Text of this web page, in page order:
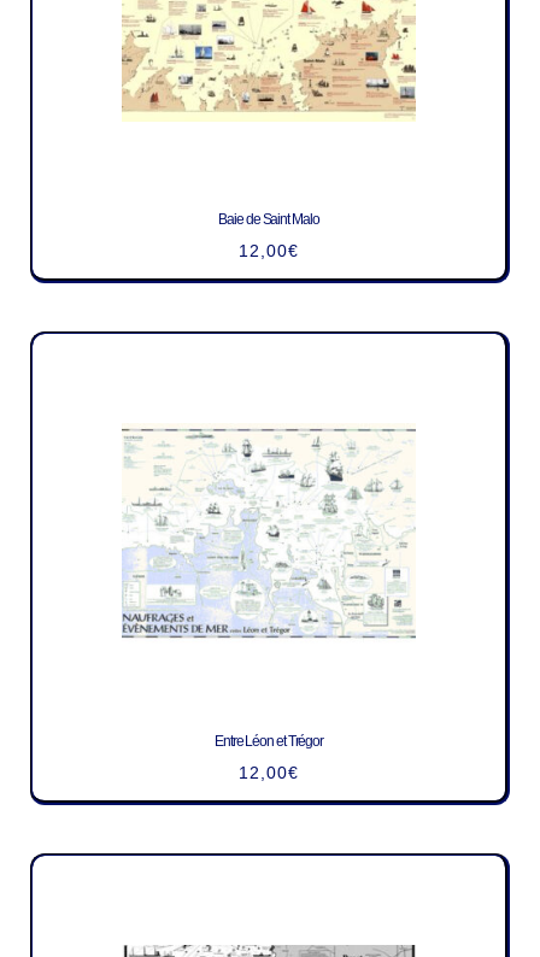
Baie de Saint Malo
12,00€
Entre Léon et Trégor
12,00€